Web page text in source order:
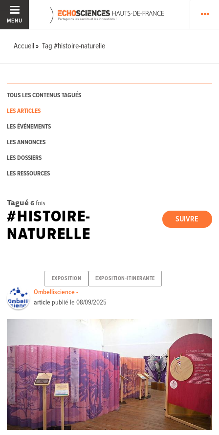
MENU
Accueil Tag #histoire-naturelle
TOUS LES CONTENUS TAGUÉS
LES ARTICLES
LES ÉVÉNEMENTS
LES ANNONCES
LES DOSSIERS
LES RESSOURCES
Tagué 6fois
SUIVRE
#HISTOIRE-
NATURELLE
EXPOSITION EXPOSITION-ITINERANTE
Ombelliscience -
article publié le08/09/2025